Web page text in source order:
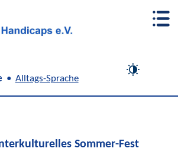
Alltags-Sprache
Sommer-Fest
für Leipzig